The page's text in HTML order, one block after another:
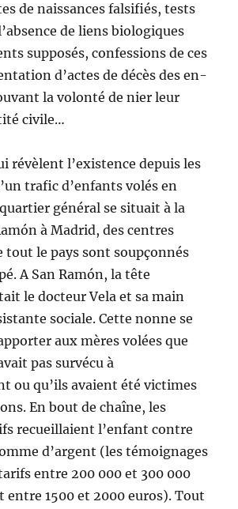
de naissances falsifiés, tests
de liens biologiques
supposés, confessions de ces
d’actes de décès des en­
la volonté de nier leur
civile…
révèlent l’existence depuis les
trafic d’enfants volés en
général se situait à la
à Madrid, des centres
tout le pays sont soupçonnés
A San Ramón, la tête
le docteur Vela et sa main
sociale. Cette nonne se
aux mères volées que
pas survécu à
ou qu’ils avaient été victimes
En bout de chaîne, les
recueillaient l’enfant contre
d’argent (les témoignages
entre 200 000 et 300 000
entre 1500 et 2000 euros). Tout